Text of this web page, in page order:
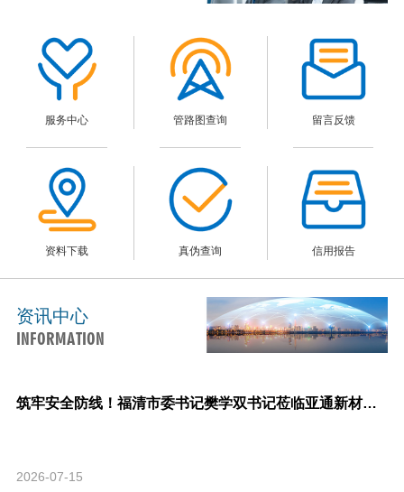
服务中心 管路图查询 留言反馈
资料下载 真伪查询 信用报告
资讯中心
INFORMATION
筑牢安全防线！福清市委书记樊学双书记莅临亚通新材料调研指导安全生产与生产经营工作！
2026-07-15